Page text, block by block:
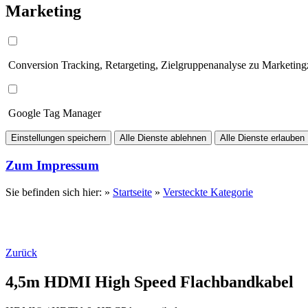
Marketing
Conversion Tracking, Retargeting, Zielgruppenanalyse zu
Google Tag Manager
Einstellungen speichern Alle Dienste ablehnen Alle Dienste erlauben
Zum Impressum
Sie befinden sich hier: » Startseite » Versteckte Kategorie
Zurück
4,5m HDMI High Speed Flachbandkabel